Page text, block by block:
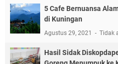
5 Cafe Bernuansa
di Kuningan
Agustus 29, 2021 Tidak
Hasil Sidak